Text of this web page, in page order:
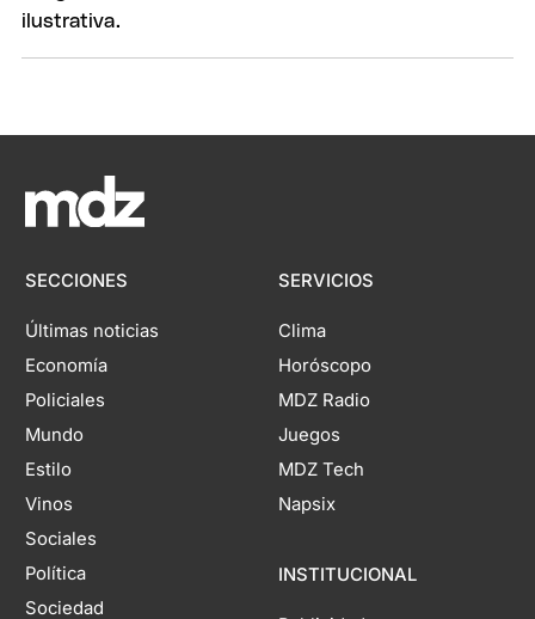
SECCIONES
Últimas noticias
Economía
Policiales
Mundo
Estilo
Vinos
Sociales
Política
Sociedad
SERVICIOS
Clima
Horóscopo
MDZ Radio
Juegos
MDZ Tech
Napsix
INSTITUCIONAL